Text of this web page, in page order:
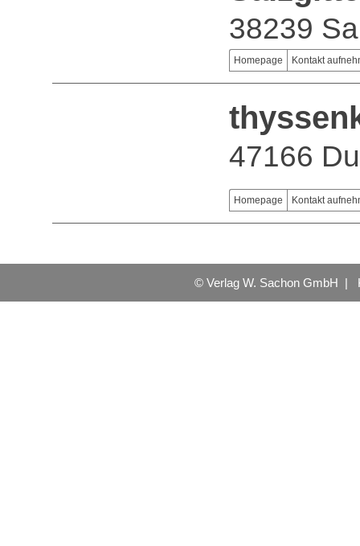
38239
Homepage Kontakt
47166
Homepage Kontakt
© Verlag W. Sachon GmbH |